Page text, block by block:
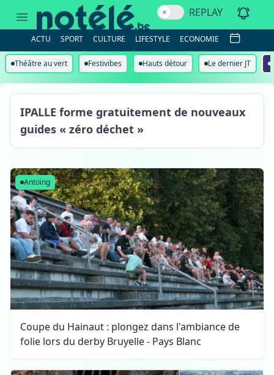
REPLAY
ACTU SPORT CULTURE LIFESTYLE ECONOMIE
Théâtre au vert Festivibes Hauts détour Le dernier JT
IPALLE forme gratuitement de nouveaux
guides « zéro déchet »
Antoing
Coupe du Hainaut : plongez dans l'ambiance de
folie lors du derby Bruyelle - Pays Blanc